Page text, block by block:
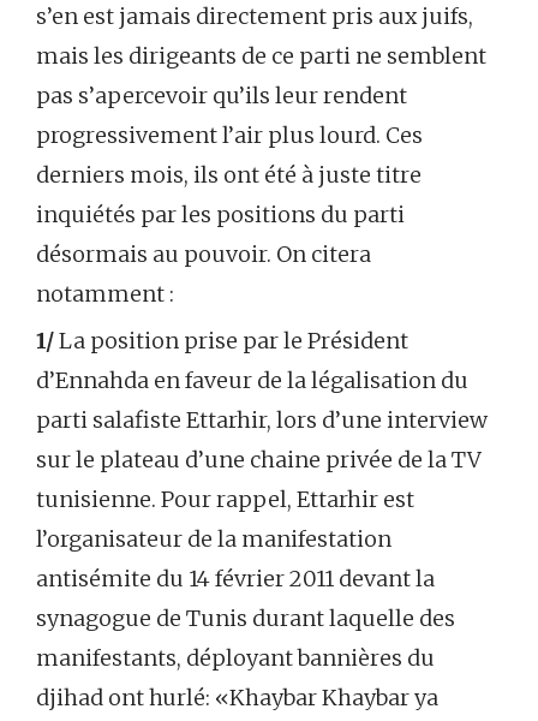
s’en est jamais directement pris aux juifs,
mais les dirigeants de ce parti ne semblent
pas s’apercevoir qu’ils leur rendent
progressivement l’air plus lourd. Ces
derniers mois, ils ont été à juste titre
inquiétés par les positions du parti
désormais au pouvoir. On citera
notamment :
1/La position prise par le Président
d’Ennahda en faveur de la légalisation du
parti salafiste Ettarhir, lors d’une interview
sur le plateau d’une chaine privée de la TV
tunisienne. Pour rappel, Ettarhir est
l’organisateur de la manifestation
antisémite du 14 février 2011 devant la
synagogue de Tunis durant laquelle des
manifestants, déployant bannières du
djihad ont hurlé: «Khaybar Khaybar ya